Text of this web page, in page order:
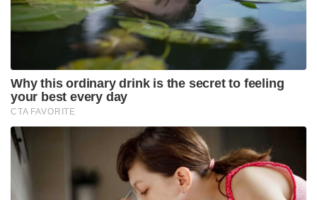
Why this ordinary drink is the secret to feeling
your best every day
CTA FAVORITE